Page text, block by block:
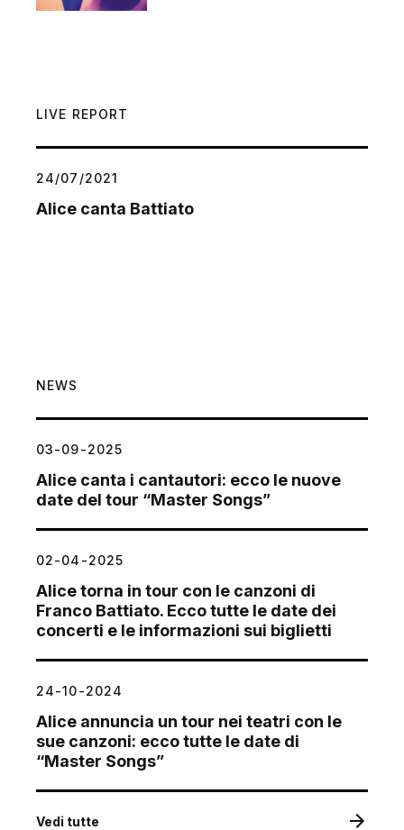
LIVE REPORT
24/07/2021
Alice canta Battiato
NEWS
03-09-2025
Alice canta i cantautori: ecco le nuove
date del tour “Master Songs”
02-04-2025
Alice torna in tour con le canzoni di
Franco Battiato. Ecco tutte le date dei
concerti e le informazioni sui biglietti
24-10-2024
Alice annuncia un tour nei teatri con le
sue canzoni: ecco tutte le date di
“Master Songs”
Vedi tutte